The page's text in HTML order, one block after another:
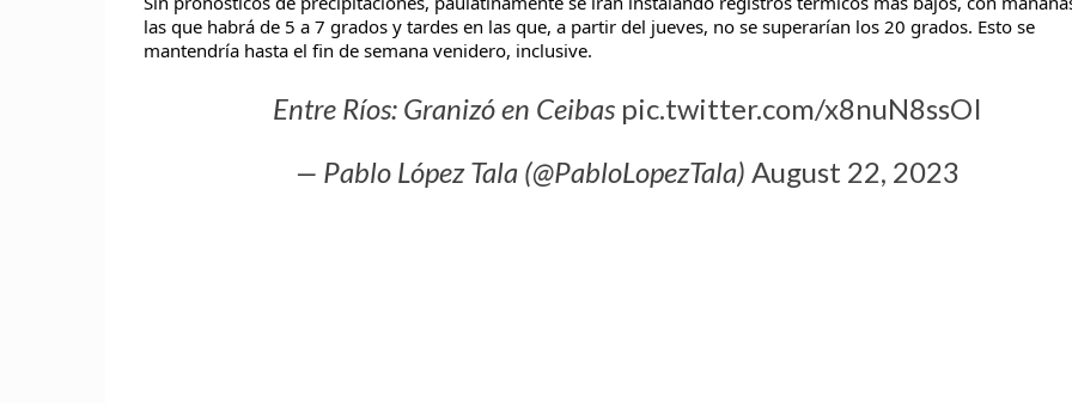
las que habrá de 5 a 7 grados y tardes en las que, a partir del jueves, no se superarían los 20 grados. Esto se
mantendría hasta el fin de semana venidero, inclusive.
Entre Ríos: Granizó en Ceibas pic.twitter.com/x8nuN8ssOI
— Pablo López Tala (@PabloLopezTala) August 22, 2023